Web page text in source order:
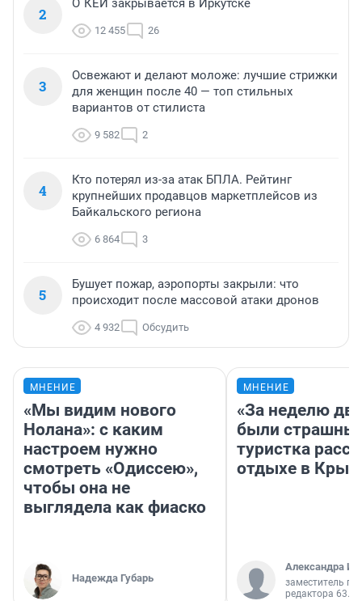
2
О`КЕЙ закрывается в Иркутске
12 455 26
3
Освежают и делают моложе: лучшие стрижки
для женщин после 40 — топ стильных
вариантов от стилиста
9 582 2
4
Кто потерял из-за атак БПЛА. Рейтинг
крупнейших продавцов маркетплейсов из
Байкальского региона
6 864 3
5
Бушует пожар, аэропорты закрыли: что
происходит после массовой атаки дронов
4 932 Обсудить
МНЕНИЕ
«Мы видим нового
Нолана»: с каким
настроем нужно
смотреть «Одиссею»,
чтобы она не
выглядела как фиаско
Надежда Губарь
МНЕНИЕ
«За неделю
были
туристка
отдыхе в
Александра
заместитель
редактора 63.RU